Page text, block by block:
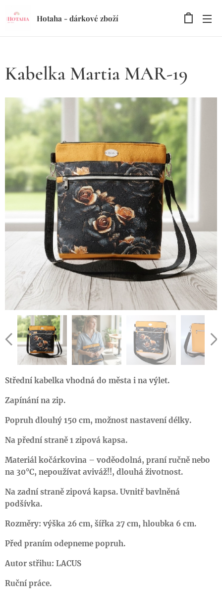
Hotaha - dárkové zboží
Kabelka Martia MAR-19
Střední kabelka vhodná do města i na výlet.
Zapínání na zip.
Popruh dlouhý 150 cm, možnost nastavení délky.
Na přední straně 1 zipová kapsa.
Materiál kočárkovina – voděodolná, praní ručně nebo
na 30°C, nepoužívat aviváž!!, dlouhá životnost.
Na zadní straně zipová kapsa. Uvnitř bavlněná
podšívka.
Rozměry: výška 26 cm, šířka 27 cm, hloubka 6 cm.
Před praním odepneme popruh.
Autor střihu: LACUS
Ruční práce.